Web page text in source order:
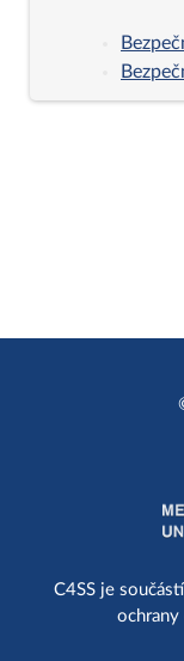
C4SS je
ochrany